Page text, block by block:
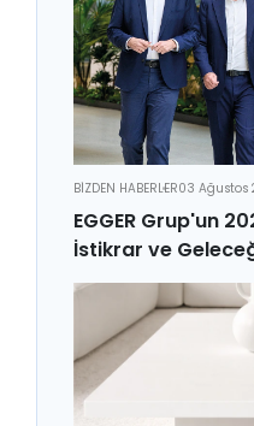
BİZDEN HABERLER03 Ağustos
EGGER Grup'un
İstikrar ve